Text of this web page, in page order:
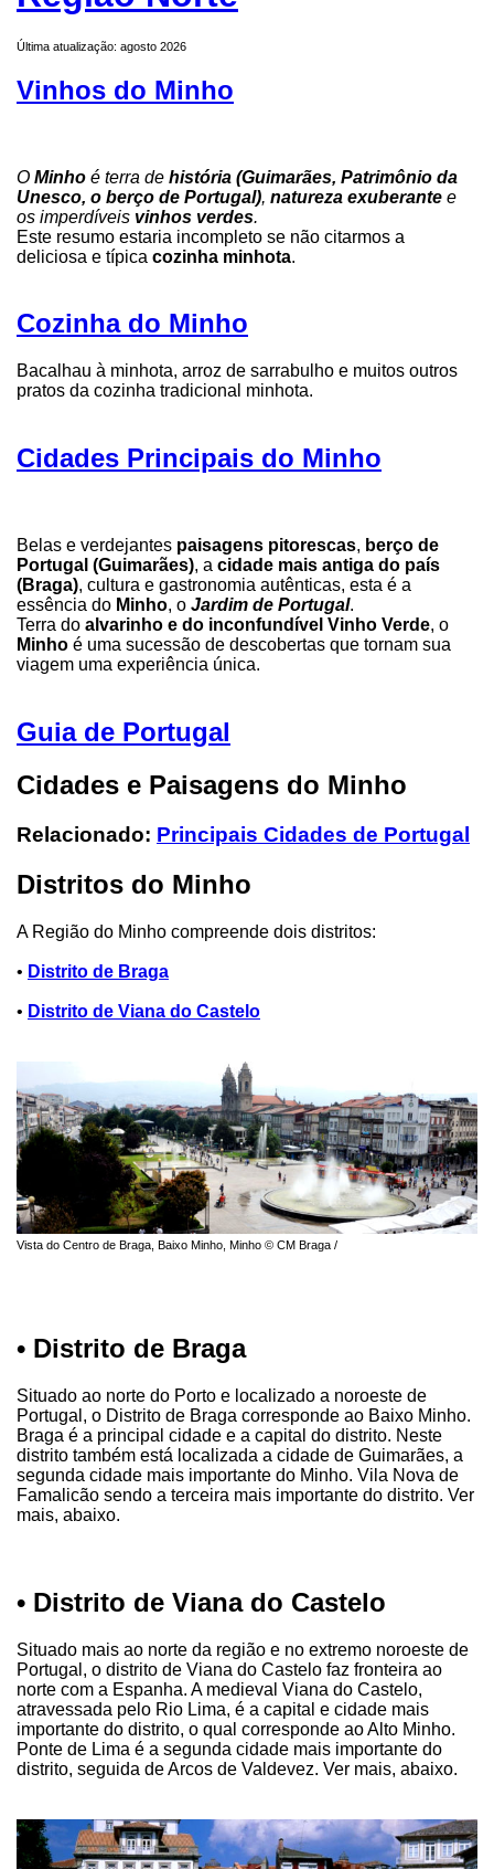
Última atualização: agosto 2026
Vinhos do Minho
O Minho é terra de história (Guimarães, Patrimônio da
Unesco, o berço de Portugal), natureza exuberante e
os imperdíveis vinhos verdes.
Este resumo estaria incompleto se não citarmos a
deliciosa e típica cozinha minhota.
Cozinha do Minho
Bacalhau à minhota, arroz de sarrabulho e muitos outros
pratos da cozinha tradicional minhota.
Cidades Principais do Minho
Belas e verdejantes paisagens pitorescas, berço de
Portugal (Guimarães), a cidade mais antiga do país
(Braga), cultura e gastronomia autênticas, esta é a
essência do Minho, o Jardim de Portugal.
Terra do alvarinho e do inconfundível Vinho Verde, o
Minho é uma sucessão de descobertas que tornam sua
viagem uma experiência única.
Guia de Portugal
Cidades e Paisagens do Minho
Relacionado: Principais Cidades de Portugal
Distritos do Minho
A Região do Minho compreende dois distritos:
• Distrito de Braga
• Distrito de Viana do Castelo
Vista do Centro de Braga, Baixo Minho, Minho © CM Braga /
• Distrito de Braga
Situado ao norte do Porto e localizado a noroeste de
Portugal, o Distrito de Braga corresponde ao Baixo Minho.
Braga é a principal cidade e a capital do distrito. Neste
distrito também está localizada a cidade de Guimarães, a
segunda cidade mais importante do Minho. Vila Nova de
Famalicão sendo a terceira mais importante do distrito. Ver
mais, abaixo.
• Distrito de Viana do Castelo
Situado mais ao norte da região e no extremo noroeste de
Portugal, o distrito de Viana do Castelo faz fronteira ao
norte com a Espanha. A medieval Viana do Castelo,
atravessada pelo Rio Lima, é a capital e cidade mais
importante do distrito, o qual corresponde ao Alto Minho.
Ponte de Lima é a segunda cidade mais importante do
distrito, seguida de Arcos de Valdevez. Ver mais, abaixo.